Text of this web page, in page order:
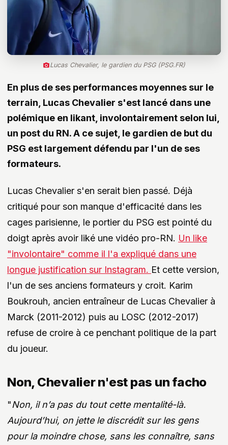
Lucas Chevalier, le gardien du PSG (PSG.FR)
En plus de ses performances moyennes sur le
terrain, Lucas Chevalier s'est lancé dans une
polémique en likant, involontairement selon lui,
un post du RN. A ce sujet, le gardien de but du
PSG est largement défendu par l'un de ses
formateurs.
Lucas Chevalier s'en serait bien passé. Déjà
critiqué pour son manque d'efficacité dans les
cages parisienne, le portier du PSG est pointé du
doigt après avoir liké une vidéo pro-RN. Un like
"involontaire" comme il l'a expliqué dans une
longue justification sur Instagram. Et cette version,
l'un de ses anciens formateurs y croit. Karim
Boukrouh, ancien entraîneur de Lucas Chevalier à
Marck (2011-2012) puis au LOSC (2012-2017)
refuse de croire à ce penchant politique de la part
du joueur.
Non, Chevalier n'est pas un facho
"Non, il n’a pas du tout cette mentalité-là.
Aujourd’hui, on jette le discrédit sur les gens
pour la moindre chose, sans les connaître, sans